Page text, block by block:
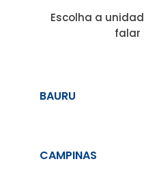
Escolha a
falar
BAURU
CAMPINAS